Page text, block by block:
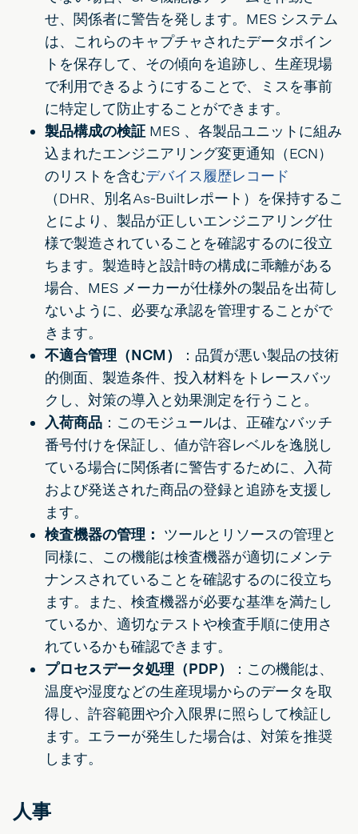
せ、関係者に警告を発します。MES システム
は、これらのキャプチャされたデータポイン
トを保存して、その傾向を追跡し、生産現場
で利用できるようにすることで、ミスを事前
に特定して防止することができます。
製品構成の検証 MES 、各製品ユニットに組み
込まれたエンジニアリング変更通知（ECN）
のリストを含むデバイス履歴レコード
（DHR、別名As-Builtレポート）を保持するこ
とにより、製品が正しいエンジニアリング仕
様で製造されていることを確認するのに役立
ちます。製造時と設計時の構成に乖離がある
場合、MES メーカーが仕様外の製品を出荷し
ないように、必要な承認を管理することがで
きます。
不適合管理（NCM）
：品質が悪い製品の技術
的側面、製造条件、投入材料をトレースバッ
クし、対策の導入と効果測定を行うこと。
入荷商品 ：このモジュールは、正確なバッチ
番号付けを保証し、値が許容レベルを逸脱し
ている場合に関係者に警告するために、入荷
および発送された商品の登録と追跡を支援し
ます。
検査機器の管理： ツールとリソースの管理と
同様に、この機能は検査機器が適切にメンテ
ナンスされていることを確認するのに役立ち
ます。また、検査機器が必要な基準を満たし
ているか、適切なテストや検査手順に使用さ
れているかも確認できます。
プロセスデータ処理（PDP）
：この機能は、
温度や湿度などの生産現場からのデータを取
得し、許容範囲や介入限界に照らして検証し
ます。エラーが発生した場合は、対策を推奨
します。
人事